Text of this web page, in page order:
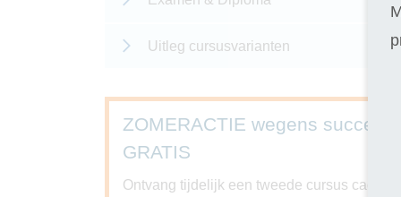
Uitleg cursusvarianten
ZOMERACTIE wegens succes
GRATIS
Ontvang tijdelijk een tweede cursus